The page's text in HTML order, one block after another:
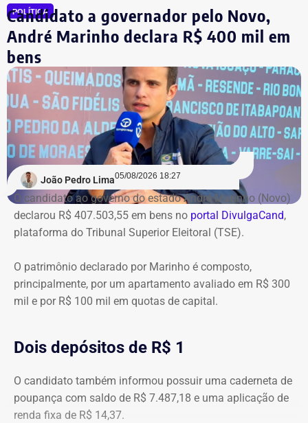
a Artesanal investimentos.
POLÍTICA
Candidato a governador pelo Novo,
André Marinho declara R$ 400 mil em
bens
João Pedro Lima05/08/2026 18:27
O candidato ao governo do estado André Marinho (Novo)
declarou R$ 407.503,55 em bens no portal DivulgaCand,
plataforma do Tribunal Superior Eleitoral (TSE).
O patrimônio declarado por Marinho é composto,
principalmente, por um apartamento avaliado em R$ 300
mil e por R$ 100 mil em quotas de capital.
Dois depósitos de R$ 1
O candidato também informou possuir uma caderneta de
poupança com saldo de R$ 7.487,18 e uma aplicação de
renda fixa de R$ 14,37.